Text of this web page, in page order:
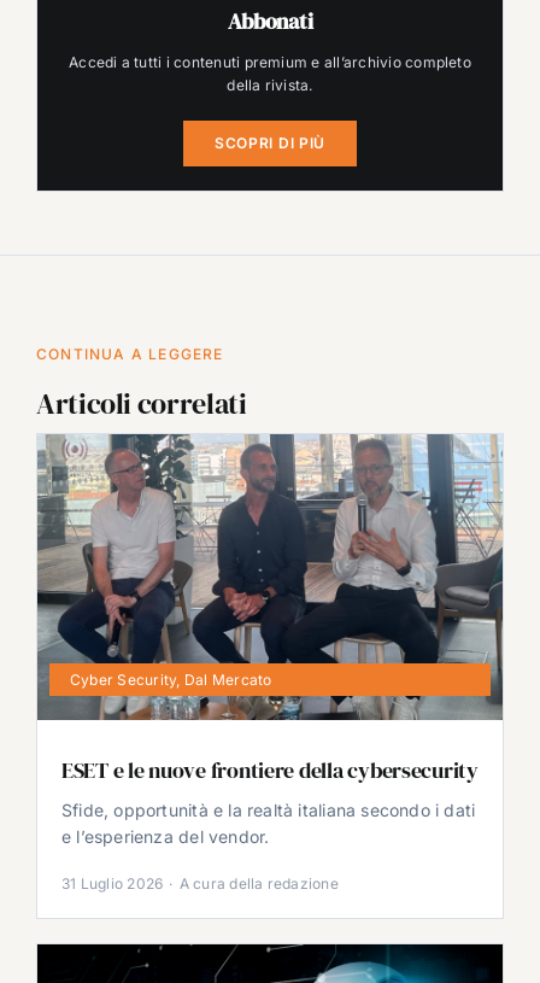
Abbonati
Accedi a tutti i contenuti premium e all’archivio completo
della rivista.
SCOPRI DI PIÙ
CONTINUA A LEGGERE
Articoli correlati
Cyber Security, Dal Mercato
ESET e le nuove frontiere della cybersecurity
Sfide, opportunità e la realtà italiana secondo i dati
e l’esperienza del vendor.
31 Luglio 2026 · A cura della redazione